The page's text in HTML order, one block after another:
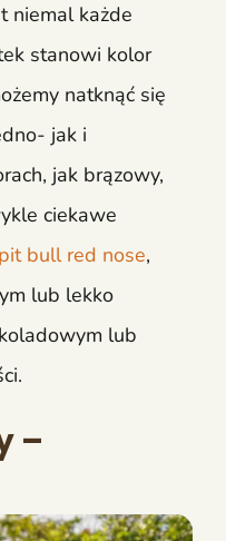
niemal każde
stanowi kolor
natknąć się
jak i
jak brązowy,
ciekawe
pit bull red nose,
lub lekko
lub
–